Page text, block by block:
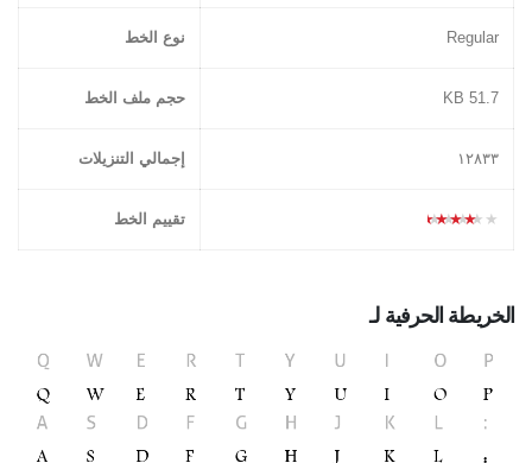
Regular نوع الخط
51.7 KB حجم ملف الخط
١٢۸۳۳ إجمالي التنزيلات
★★★★★ تقييم الخط
الخريطة الحرفية لـ